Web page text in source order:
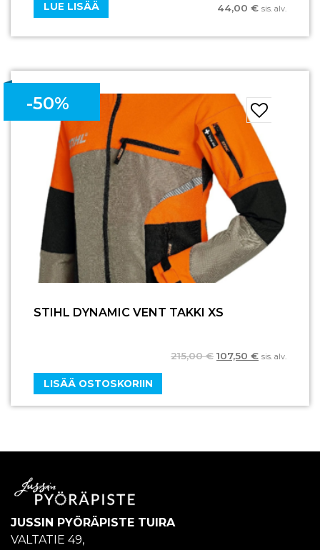
44,00 € sis. alv.
LUE LISÄÄ
-50%
STIHL DYNAMIC VENT TAKKI XS
215,00€ 107,50 € sis. alv.
LISÄÄ OSTOSKORIIN
JUSSIN PYÖRÄPISTE TUIRA
VALTATIE 49,